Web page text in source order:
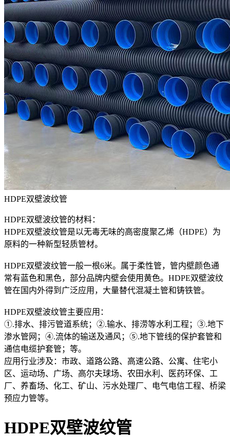
HDPE双壁波纹管
HDPE双壁波纹管的材料：
HDPE双壁波纹管是以无毒无味的高密度聚乙烯（HDPE）为
原料的一种新型轻质管材。
HDPE双壁波纹管一般一根6米。属于柔性管，管内壁颜色通
常有蓝色和黑色，部分品牌内壁会使用黄色。HDPE双壁波纹
管在国内外得到广泛应用，大量替代混凝土管和铸铁管。
HDPE双壁波纹管主要应用：
①.排水、排污管道系统；②.输水、排涝等水利工程；③.地下
渗水管网；④.流体的输送及通风；⑤.地下管线的保护套管和
通信电缆护套管；等。
应用行业涉及：市政、道路公路、高速公路、公寓、住宅小
区、运动场、广场、高尔夫球场、农田水利、医药环保、工
厂、养畜场、化工、矿山、污水处理厂、电气电信工程、桥梁
预应力管等。
HDPE双壁波纹管